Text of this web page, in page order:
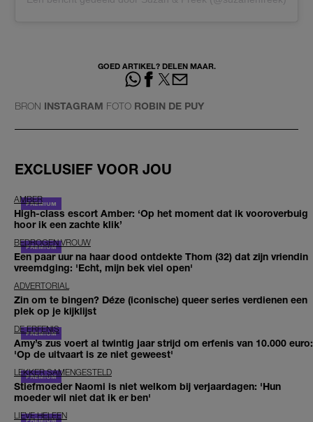
GOED ARTIKEL? DELEN MAAR.
BRON INSTAGRAM FOTO ROBIN DE PUY
EXCLUSIEF VOOR JOU
AMBER
High-class escort Amber: ‘Op het moment dat ik vooroverbuig
hoor ik een zachte klik’
BEDROGEN VROUW
Een paar uur na haar dood ontdekte Thom (32) dat zijn vriendin
vreemdging: 'Echt, mijn bek viel open'
ADVERTORIAL
Zin om te bingen? Déze (iconische) queer series verdienen een
plek op je kijklijst
DE ERFENIS
Amy’s zus voert al twintig jaar strijd om erfenis van 10.000 euro:
'Op de uitvaart is ze niet geweest'
LEKKER SAMENGESTELD
Stiefmoeder Naomi is niet welkom bij verjaardagen: 'Hun
moeder wil niet dat ik er ben'
LIEVE HELEEN